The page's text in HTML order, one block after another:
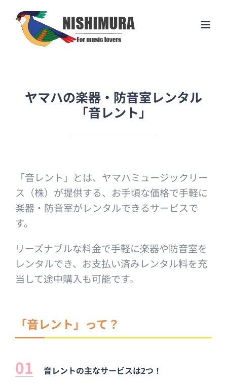
content
ヤマハの楽器・防音室レンタル
「音レント」
「音レント」とは、ヤマハミュージックリー
ス（株）が提供する、お手頃な価格で手軽に
楽器・防音室がレンタルできるサービスで
す。
リーズナブルな料金で手軽に楽器や防音室を
レンタルでき、お支払い済みレンタル料を充
当して途中購入も可能です。
「音レント」って？
音レントの主なサービスは2つ！